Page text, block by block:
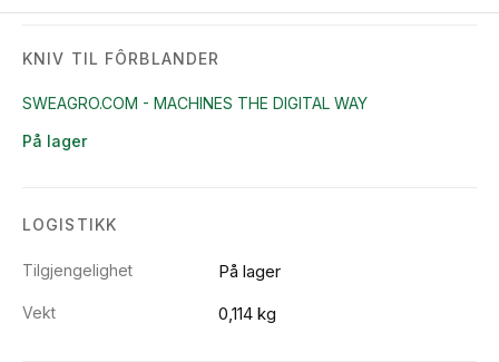
KNIV TIL FÔRBLANDER
SWEAGRO.COM - MACHINES THE DIGITAL WAY
På lager
LOGISTIKK
Tilgjengelighet På lager
Vekt 0,114 kg